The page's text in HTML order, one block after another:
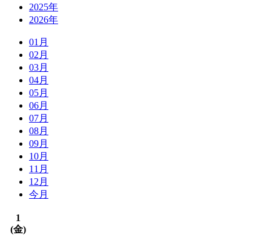
2025年
2026年
01月
02月
03月
04月
05月
06月
07月
08月
09月
10月
11月
12月
今月
1
(金)